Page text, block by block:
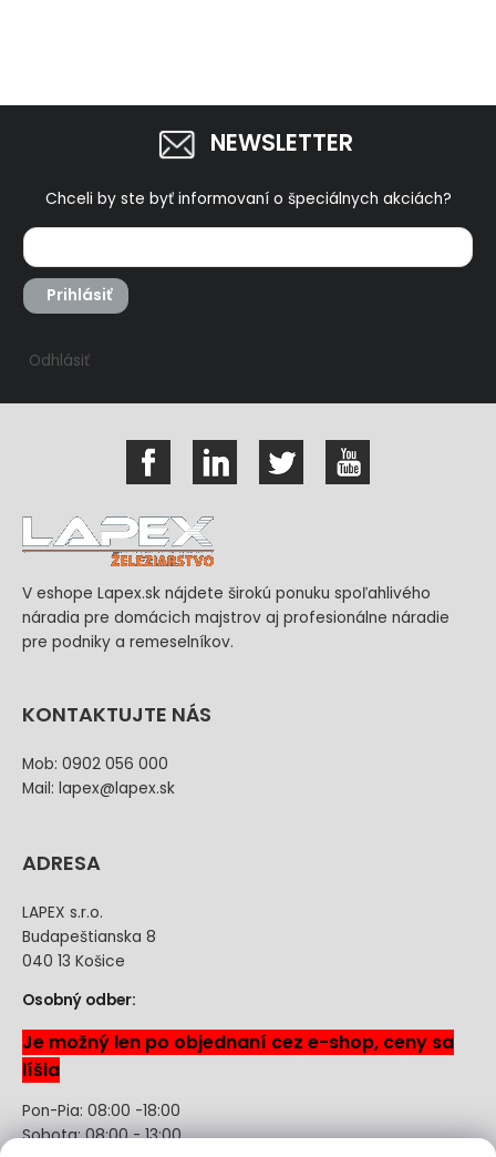
NEWSLETTER
Chceli by ste byť informovaní o špeciálnych akciách?
Prihlásiť
Odhlásiť
V eshope Lapex.sk nájdete širokú ponuku spoľahlivého
náradia pre domácich majstrov aj profesionálne náradie
pre podniky a remeselníkov.
KONTAKTUJTE NÁS
Mob: 0902 056 000
Mail: lapex@lapex.sk
ADRESA
LAPEX s.r.o.
Budapeštianska 8
040 13 Košice
Osobný odber:
Je možný len po objednaní cez e-shop, ceny sa
líšia
Pon-Pia: 08:00 -18:00
Sobota: 08:00 - 13:00